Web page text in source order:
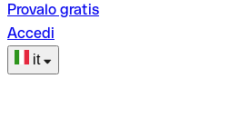
Provalo gratis
Accedi
it